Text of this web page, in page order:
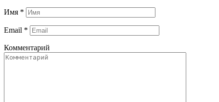
Имя *
Email *
Комментарий